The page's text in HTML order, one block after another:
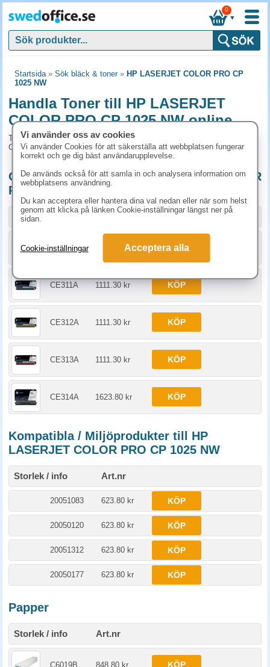
▼
0
Startsida» Sök bläck & toner» HP LASERJET COLOR PRO CP
1025 NW
Handla Toner till HP LASERJET
COLOR PRO CP 1025 NW online
Toner och tillbehör som passar till HP LASERJET COLOR PRO
CP 1025 NW
Originalprodukter till HP LASERJET COLOR
PRO CP 1025 NW
Storlek / info
CE310A 1023.80 kr KÖP
CE311A 1111.30 kr KÖP
CE312A 1111.30 kr KÖP
CE313A 1111.30 kr KÖP
CE314A 1623.80 kr KÖP
Kompatibla / Miljöprodukter till HP
LASERJET COLOR PRO CP 1025 NW
Storlek / info Art.nr
20051083 623.80 kr KÖP
20050120 623.80 kr KÖP
20051312 623.80 kr KÖP
20050177 623.80 kr KÖP
Papper
Storlek / info Art.nr
C6019B 848.80 kr KÖP
Vi använder oss av cookies
Vi använder Cookies för att säkerställa att webbplatsen fungerar
korrekt och ge dig bäst användarupplevelse.
De används också för att samla in och analysera information om
webbplatsens användning.
Du kan acceptera eller hantera dina val nedan eller när som helst
genom att klicka på länken Cookie-inställningar längst ner på
sidan.
Cookie-inställningar Acceptera alla